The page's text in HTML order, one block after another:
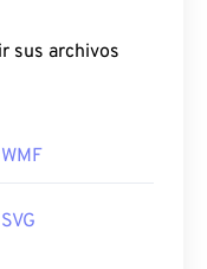
sus archivos